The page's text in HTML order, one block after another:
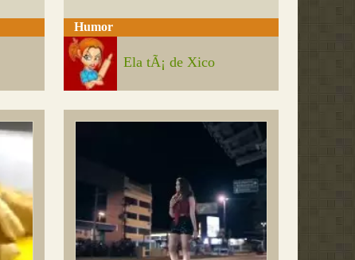
Humor
Ela tÃ¡ de Xico